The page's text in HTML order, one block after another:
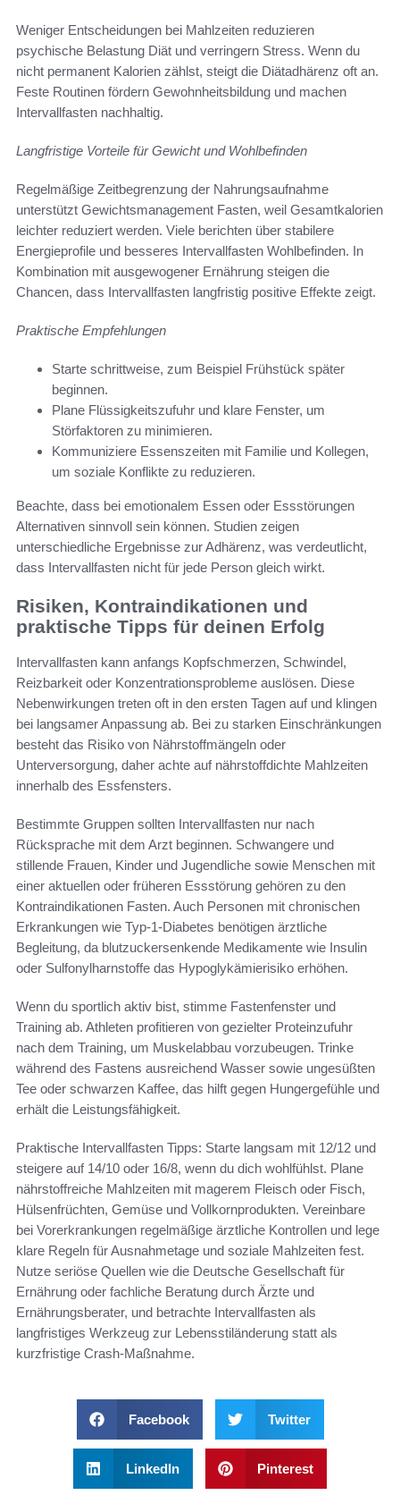
Weniger Entscheidungen bei Mahlzeiten reduzieren
psychische Belastung Diät und verringern Stress. Wenn du
nicht permanent Kalorien zählst, steigt die Diätadhärenz oft an.
Feste Routinen fördern Gewohnheitsbildung und machen
Intervallfasten nachhaltig.
Langfristige Vorteile für Gewicht und Wohlbefinden
Regelmäßige Zeitbegrenzung der Nahrungsaufnahme
unterstützt Gewichtsmanagement Fasten, weil Gesamtkalorien
leichter reduziert werden. Viele berichten über stabilere
Energieprofile und besseres Intervallfasten Wohlbefinden. In
Kombination mit ausgewogener Ernährung steigen die
Chancen, dass Intervallfasten langfristig positive Effekte zeigt.
Praktische Empfehlungen
Starte schrittweise, zum Beispiel Frühstück später
beginnen.
Plane Flüssigkeitszufuhr und klare Fenster, um
Störfaktoren zu minimieren.
Kommuniziere Essenszeiten mit Familie und Kollegen,
um soziale Konflikte zu reduzieren.
Beachte, dass bei emotionalem Essen oder Essstörungen
Alternativen sinnvoll sein können. Studien zeigen
unterschiedliche Ergebnisse zur Adhärenz, was verdeutlicht,
dass Intervallfasten nicht für jede Person gleich wirkt.
Risiken, Kontraindikationen und
praktische Tipps für deinen Erfolg
Intervallfasten kann anfangs Kopfschmerzen, Schwindel,
Reizbarkeit oder Konzentrationsprobleme auslösen. Diese
Nebenwirkungen treten oft in den ersten Tagen auf und klingen
bei langsamer Anpassung ab. Bei zu starken Einschränkungen
besteht das Risiko von Nährstoffmängeln oder
Unterversorgung, daher achte auf nährstoffdichte Mahlzeiten
innerhalb des Essfensters.
Bestimmte Gruppen sollten Intervallfasten nur nach
Rücksprache mit dem Arzt beginnen. Schwangere und
stillende Frauen, Kinder und Jugendliche sowie Menschen mit
einer aktuellen oder früheren Essstörung gehören zu den
Kontraindikationen Fasten. Auch Personen mit chronischen
Erkrankungen wie Typ‑1‑Diabetes benötigen ärztliche
Begleitung, da blutzuckersenkende Medikamente wie Insulin
oder Sulfonylharnstoffe das Hypoglykämierisiko erhöhen.
Wenn du sportlich aktiv bist, stimme Fastenfenster und
Training ab. Athleten profitieren von gezielter Proteinzufuhr
nach dem Training, um Muskelabbau vorzubeugen. Trinke
während des Fastens ausreichend Wasser sowie ungesüßten
Tee oder schwarzen Kaffee, das hilft gegen Hungergefühle und
erhält die Leistungsfähigkeit.
Praktische Intervallfasten Tipps: Starte langsam mit 12/12 und
steigere auf 14/10 oder 16/8, wenn du dich wohlfühlst. Plane
nährstoffreiche Mahlzeiten mit magerem Fleisch oder Fisch,
Hülsenfrüchten, Gemüse und Vollkornprodukten. Vereinbare
bei Vorerkrankungen regelmäßige ärztliche Kontrollen und lege
klare Regeln für Ausnahmetage und soziale Mahlzeiten fest.
Nutze seriöse Quellen wie die Deutsche Gesellschaft für
Ernährung oder fachliche Beratung durch Ärzte und
Ernährungsberater, und betrachte Intervallfasten als
langfristiges Werkzeug zur Lebensstiländerung statt als
kurzfristige Crash‑Maßnahme.
Facebook Twitter
LinkedIn Pinterest